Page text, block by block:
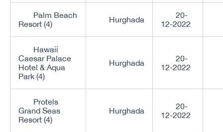
Palm Beach
Resort (4)
Hurghada
20-
12-2022
Hawaii
Caesar Palace
Hotel & Aqua
Park (4)
Hurghada
20-
12-2022
Protels
Grand Seas
Resort (4)
Hurghada
20-
12-2022